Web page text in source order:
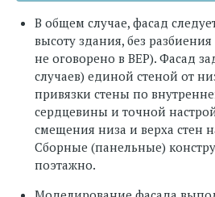
В общем случае, фасад
высоту здания, без
не оговорено в BEP). Фасад
случаев) единой стеной от
привязки стены по
сердцевины и точной
смещения низа и верха стен
Сборные (панельные)
поэтажно.